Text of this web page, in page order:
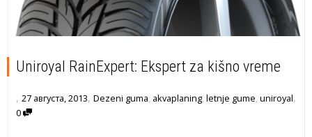
Uniroyal RainExpert: Ekspert za kišno vreme
, 27 августа, 2013, Dezeni guma, akvaplaning, letnje gume, uniroyal,
0